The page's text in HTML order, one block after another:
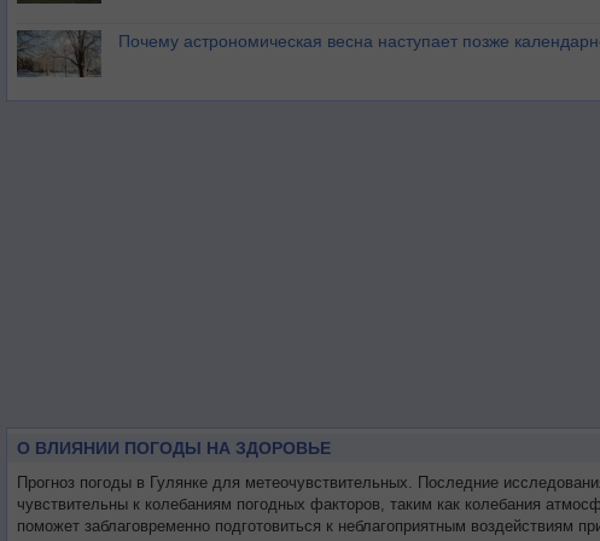
Почему астрономическая весна наступает позже
О ВЛИЯНИИ ПОГОДЫ НА ЗДОРОВЬЕ
Прогноз погоды в Гулянке для метеочувствительных. Последние
чувствительны к колебаниям погодных факторов, таким как колебания
поможет заблаговременно подготовиться к неблагоприятным